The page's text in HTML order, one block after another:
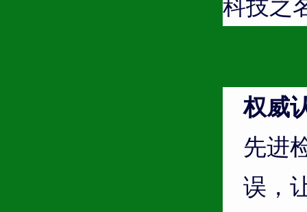
科技之
权威
先进
误，